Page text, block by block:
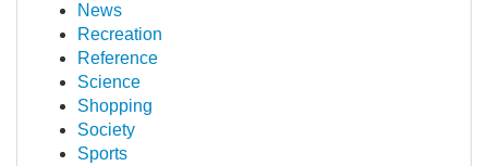
News
Recreation
Reference
Science
Shopping
Society
Sports